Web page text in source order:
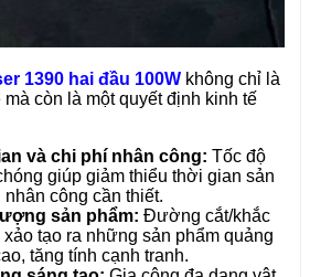
1390 hai đầu 100W không chỉ là
còn là một quyết định kinh tế
và chi phí nhân công: Tốc độ
giúp giảm thiểu thời gian sản
công cần thiết.
sản phẩm: Đường cắt/khắc
tạo ra những sản phẩm quảng
tăng tính cạnh tranh.